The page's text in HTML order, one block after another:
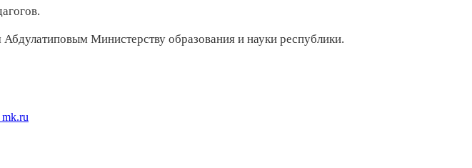
Министерству образования и науки республики.